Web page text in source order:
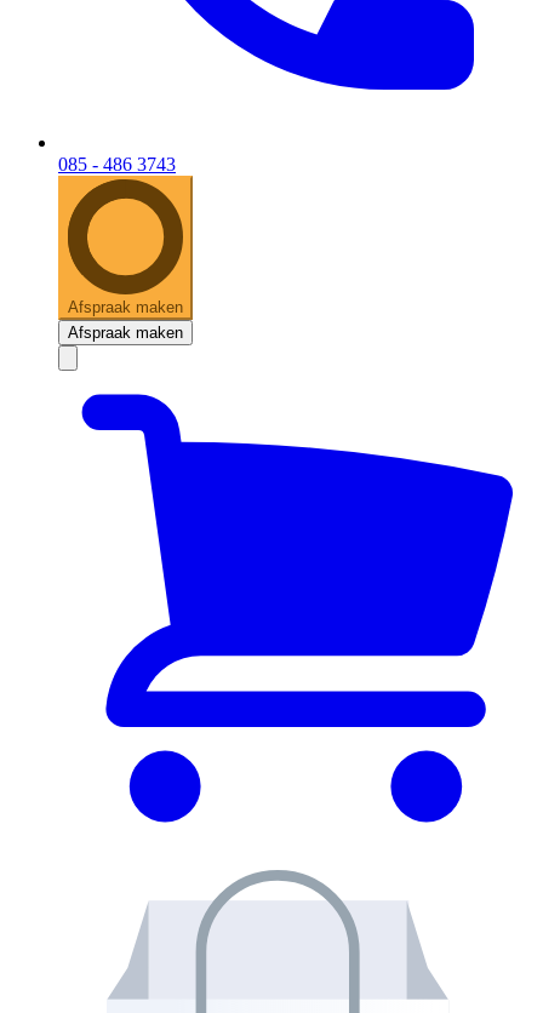
085 - 486 3743
Afspraak maken
Afspraak maken